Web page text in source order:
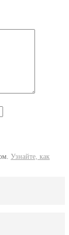
Узнайте, как